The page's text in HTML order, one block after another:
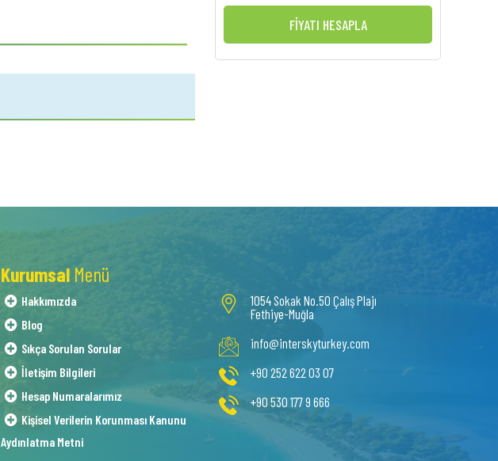
FİYATI HESAPLA
Kurumsal Menü
Hakkımızda
Blog
Sıkça Sorulan Sorular
İletişim Bilgileri
Hesap Numaralarımız
Kişisel Verilerin Korunması Kanunu
Aydınlatma Metni
1054 Sokak No.50 Çalış Plajı
Fethiye-Muğla
info@interskyturkey.com
+90 252 622 03 07
+90 530 177 9 666